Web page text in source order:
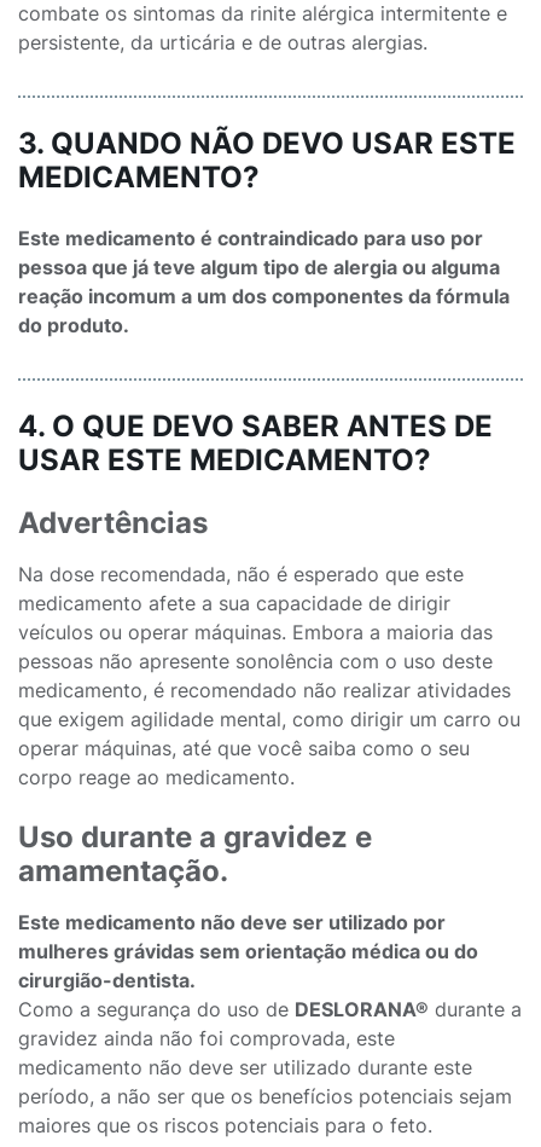
combate os sintomas da rinite alérgica intermitente e
persistente, da urticária e de outras alergias.
3. QUANDO NÃO DEVO USAR ESTE
MEDICAMENTO?
Este medicamento é contraindicado para uso por
pessoa que já teve algum tipo de alergia ou alguma
reação incomum a um dos componentes da fórmula
do produto.
4. O QUE DEVO SABER ANTES DE
USAR ESTE MEDICAMENTO?
Advertências
Na dose recomendada, não é esperado que este
medicamento afete a sua capacidade de dirigir
veículos ou operar máquinas. Embora a maioria das
pessoas não apresente sonolência com o uso deste
medicamento, é recomendado não realizar atividades
que exigem agilidade mental, como dirigir um carro ou
operar máquinas, até que você saiba como o seu
corpo reage ao medicamento.
Uso durante a gravidez e
amamentação.
Este medicamento não deve ser utilizado por
mulheres grávidas sem orientação médica ou do
cirurgião-dentista.
Como a segurança do uso de DESLORANA® durante a
gravidez ainda não foi comprovada, este
medicamento não deve ser utilizado durante este
período, a não ser que os benefícios potenciais sejam
maiores que os riscos potenciais para o feto.